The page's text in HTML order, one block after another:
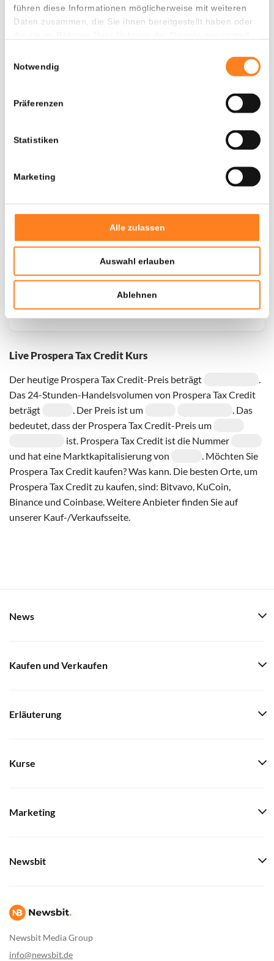
führen diese Informationen möglicherweise mit weiteren
Daten zusammen, die Sie ihnen bereitgestellt haben oder
Notwendig
Präferenzen
Statistiken
Marketing
Alle zulassen
Auswahl erlauben
Ablehnen
Live Prospera Tax Credit Kurs
Der heutige Prospera Tax Credit-Preis beträgt
.
Das 24-Stunden-Handelsvolumen von Prospera Tax Credit
beträgt
. Der Preis ist um
. Das
bedeutet, dass der Prospera Tax Credit-Preis um
ist. Prospera Tax Credit ist die Nummer
und hat eine Marktkapitalisierung von
. Möchten Sie
Prospera Tax Credit kaufen? Was kann. Die besten Orte, um
Prospera Tax Credit zu kaufen, sind: Bitvavo, KuCoin,
Binance und Coinbase. Weitere Anbieter finden Sie auf
unserer Kauf-/Verkaufsseite.
Hätte investiert In
$
historische gegevens beschikbaar, probeer het later
opnieuw
Newsbit Media Group
info@newsbit.de
News
Kaufen und Verkaufen
Erläuterung
Kurse
Marketing
Newsbit